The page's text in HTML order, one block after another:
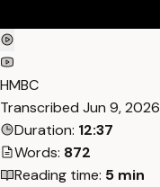
HMBC
Transcribed Jun 9, 2026
Duration: 12:37
Words: 872
Reading time: 5 min